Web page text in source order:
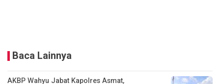
Baca Lainnya
AKBP Wahyu Jabat Kapolres Asmat,